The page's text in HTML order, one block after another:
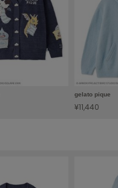
gelato pique
¥11,440